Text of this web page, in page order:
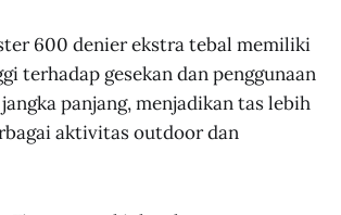
600 denier ekstra tebal memiliki
terhadap gesekan dan penggunaan
panjang, menjadikan tas lebih
aktivitas outdoor dan